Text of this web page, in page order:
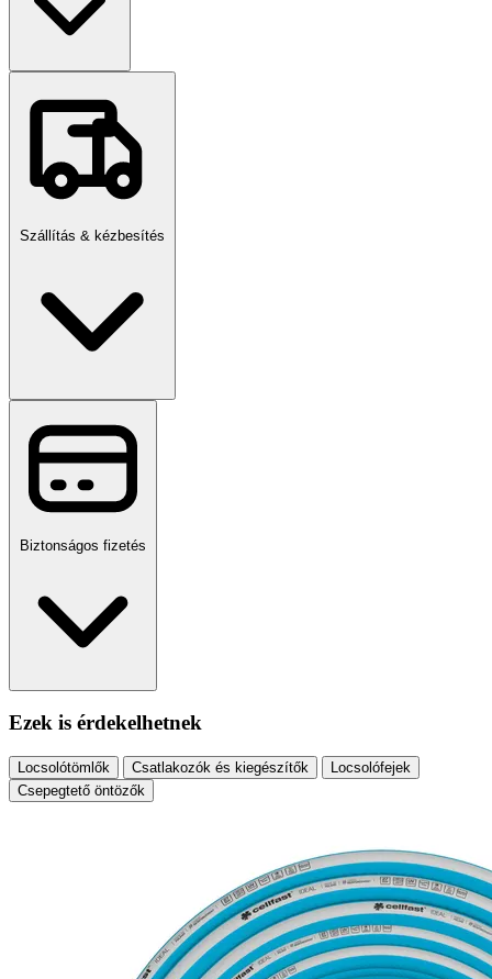
Szállítás & kézbesítés
Biztonságos fizetés
Ezek is érdekelhetnek
Locsolótömlők Csatlakozók és kiegészítők
Locsolófejek
Csepegtető öntözők